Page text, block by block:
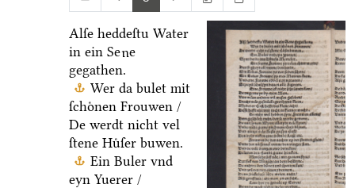
Alſe heddeſtu Water
in ein Seue
gegathen.
Wer da bulet mit
ſchoͤnen Frouwen /
De werdt nicht vel
ſtene Huͤſer buwen.
Ein Buler vnd
eyn Yuerer /